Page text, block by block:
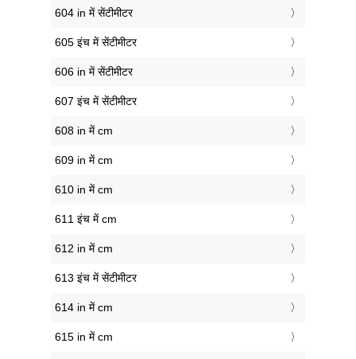
604 in में सेंटीमीटर
605 इंच में सेंटीमीटर
606 in में सेंटीमीटर
607 इंच में सेंटीमीटर
608 in में cm
609 in में cm
610 in में cm
611 इंच में cm
612 in में cm
613 इंच में सेंटीमीटर
614 in में cm
615 in में cm